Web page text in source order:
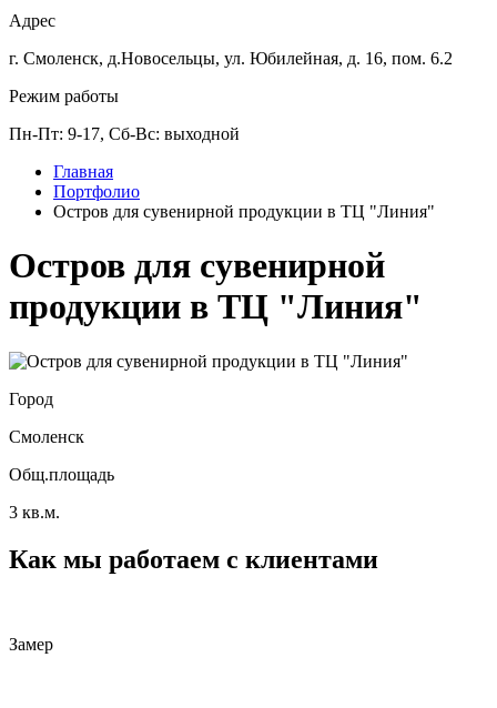
Адрес
г. Смоленск, д.Новосельцы, ул. Юбилейная, д. 16, пом. 6.2
Режим работы
Пн-Пт: 9-17, Сб-Вс: выходной
Главная
Портфолио
Остров для сувенирной продукции в ТЦ "Линия"
Остров для сувенирной
продукции в ТЦ "Линия"
Город
Смоленск
Общ.площадь
3 кв.м.
Как мы работаем с клиентами
Замер